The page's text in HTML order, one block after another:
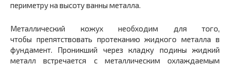
периметру на высоту ванны металла.
Металлический кожух необходим для того,
чтобы препятствовать протеканию жидкого металла в
фунда­мент. Проникший через кладку подины жидкий
металл встречается с металлическим охлаждаемым